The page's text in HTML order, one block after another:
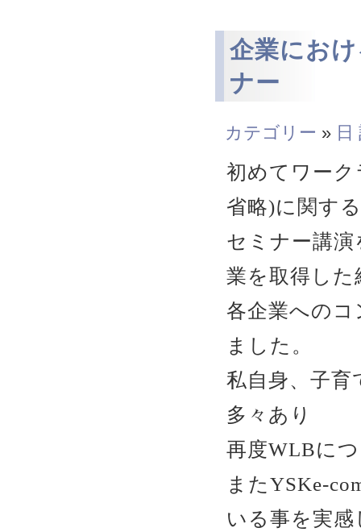
企業にお
ナー
カテゴリー » 日
初めてワー
省略)に関す
セミナー講
業を取得した
各企業への
ました。
私自身、子育
多々あり
再度WLBに
またYSKe-
いる事を実